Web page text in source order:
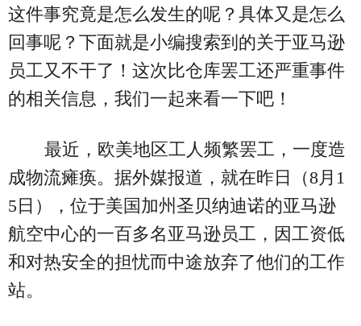
这件事究竟是怎么发生的呢？具体又是怎么
回事呢？下面就是小编搜索到的关于亚马逊
员工又不干了！这次比仓库罢工还严重事件
的相关信息，我们一起来看一下吧！
最近，欧美地区工人频繁罢工，一度造
成物流瘫痪。据外媒报道，就在昨日（8月1
5日），位于美国加州圣贝纳迪诺的亚马逊
航空中心的一百多名亚马逊员工，因工资低
和对热安全的担忧而中途放弃了他们的工作
站。